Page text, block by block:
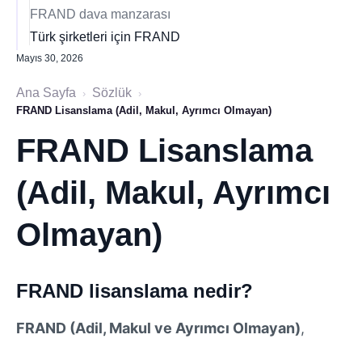
FRAND dava manzarası
Türk şirketleri için FRAND
Mayıs 30, 2026
Ana Sayfa › Sözlük ›
FRAND Lisanslama (Adil, Makul, Ayrımcı Olmayan)
FRAND Lisanslama
(Adil, Makul, Ayrımcı
Olmayan)
FRAND lisanslama nedir?
FRAND (Adil, Makul ve Ayrımcı Olmayan),